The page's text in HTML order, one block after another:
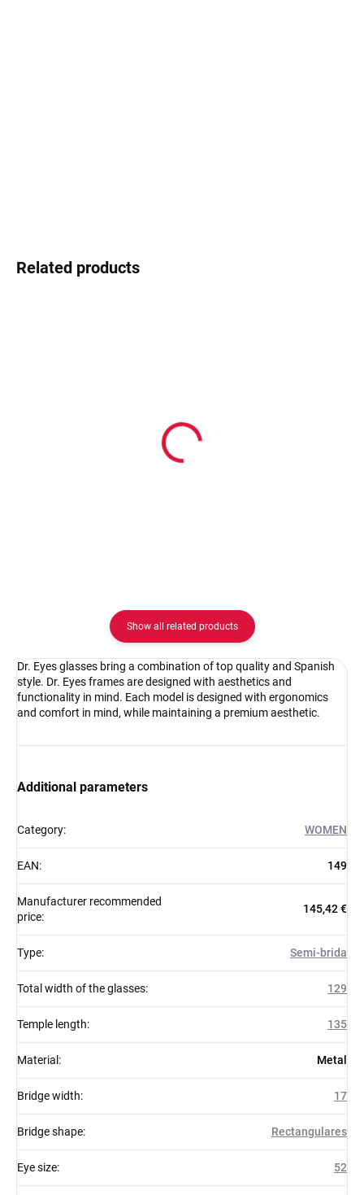
Related products
Show all related products
Dr. Eyes glasses bring a combination of top quality and Spanish
style. Dr. Eyes frames are designed with aesthetics and
functionality in mind. Each model is designed with ergonomics
and comfort in mind, while maintaining a premium aesthetic.
Additional parameters
Category: WOMEN
EAN: 149
Manufacturer recommended
price:
145,42 €
Type: Semi-brida
Total width of the glasses: 129
Temple length: 135
Material : Metal
Bridge width: 17
Bridge shape: Rectangulares
Eye size: 52